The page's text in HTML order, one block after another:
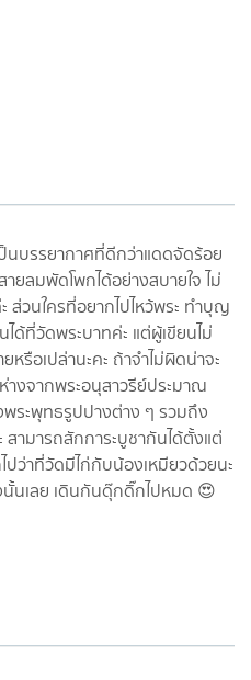
นบรรยากาศที่ดีกว่าแดดจัดร้อย
ายลมพัดโพกได้อย่างสบายใจ ไม่
ส่วนใครที่อยากไปไหว้พระ ทำบุญ
ด้ที่วัดพระบาทค่ะ แต่ผู้เขียนไม่
หรือเปล่านะคะ ถ้าจำไม่ผิดน่าจะ
งจากพระอนุสาวรีย์ประมาณ
พระพุทธรูปปางต่าง ๆ รวมถึง
ามารถสักการะบูชากันได้ตั้งแต่
ว่าที่วัดมีไก่กับน้องเหมียวด้วยนะ
นเลย เดินกันดุ๊กดิ๊กไปหมด 😍